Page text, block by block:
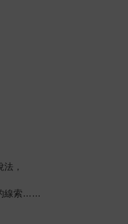
，
線索……